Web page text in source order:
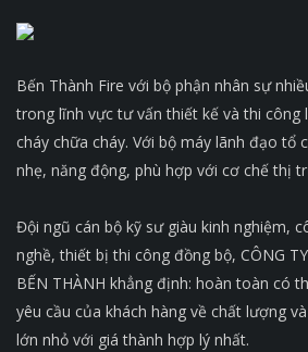
Bến Thành Fire với bộ phận nhân sự
trong lĩnh vực tư vấn thiết kế và thi công
cháy chữa cháy. Với bộ máy lãnh đạo tổ
nhẹ, năng động, phù hợp với cơ chế thị
Đội ngũ cán bộ kỹ sư giàu kinh nghiệm,
nghề, thiết bị thi công đồng bộ, CÔNG
BẾN THÀNH khẳng định: hoàn toàn có
yêu cầu của khách hàng về chất lượng
lớn nhỏ với giá thành hợp lý nhất.